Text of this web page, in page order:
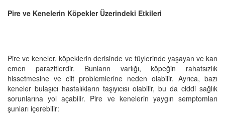
Pire ve Kenelerin Köpekler Üzerindeki Etkileri
Pire ve keneler, köpeklerin derisinde ve tüylerinde yaşayan ve kan
emen parazitlerdir. Bunların varlığı, köpeğin rahatsızlık
hissetmesine ve cilt problemlerine neden olabilir. Ayrıca, bazı
keneler bulaşıcı hastalıkların taşıyıcısı olabilir, bu da ciddi sağlık
sorunlarına yol açabilir. Pire ve kenelerin yaygın semptomları
şunları içerebilir: